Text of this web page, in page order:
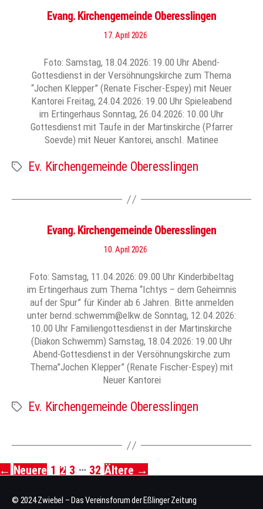
Evang. Kirchengemeinde Oberesslingen
17. April 2026
Foto: Samstag, 18.04.2026: 19.00 Uhr Abend-
Gottesdienst in der Versöhnungskirche zum Thema
“Jochen Klepper” (Renate Fischer-Espey) mit Neuer
Kantorei Freitag, 24.04.2026: 19.00 Uhr Spieleabend
im Ertingerhaus Sonntag, 26.04.2026: 10.00 Uhr
Gottesdienst mit Taufe in der Martinskirche (Pfarrer
Soevde) mit Neuer Kantorei, anschl. Matinee
Schlagwörter
Ev. Kirchengemeinde Oberesslingen
Evang. Kirchengemeinde Oberesslingen
10. April 2026
Foto: Samstag, 11.04.2026: 09.00 Uhr Kinderbibeltag
im Ertingerhaus zum Thema “Ichtys – dem Geheimnis
auf der Spur” für Kinder ab 6 Jahren. Bitte anmelden
unter bernd.schwemm@elkw.de Sonntag, 12.04.2026:
10.00 Uhr Familiengottesdienst in der Martinskirche
(Diakon Schwemm) Samstag, 18.04.2026: 19.00 Uhr
Abend-Gottesdienst in der Versöhnungskirche zum
Thema”Jochen Klepper” (Renate Fischer-Espey) mit
Neuer Kantorei
Schlagwörter
Ev. Kirchengemeinde Oberesslingen
Seitennummerierung
der
Neuere 1 2 3 … 32 Ältere →
© 2024 Zwiebel – Das Vereinsforum der Eßlinger Zeitung